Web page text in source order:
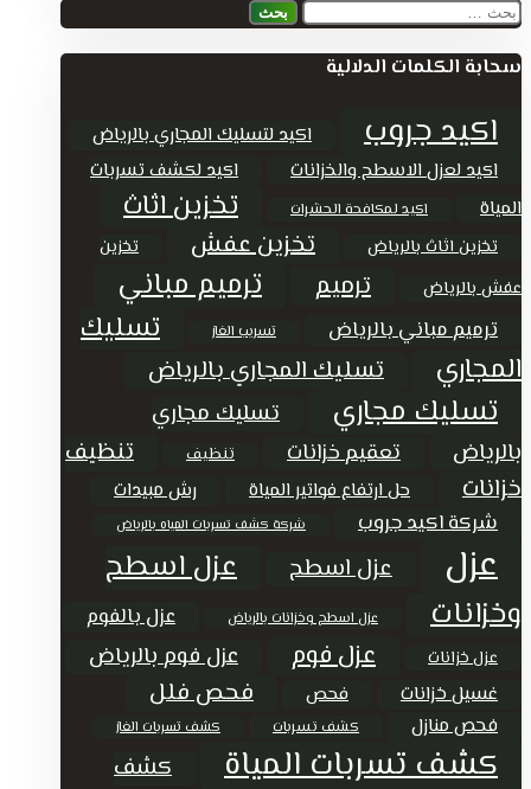
البحث
سحابة الكلمات الدلالية
اكيد جروب اكيد لتسليك المجاري بالرياض
اكيد لعزل الاسطح والخزانات
اكيد لكشف تسربات
المياة
اكيد لمكافحة الحشرات تخزين اثاث
تخزين اثاث بالرياض تخزين عفش
تخزين
عفش بالرياض
ترميم ترميم مباني
ترميم مباني بالرياض تسريب الغاز
تسليك
المجاري
تسليك المجاري بالرياض
تسليك مجاري
تسليك مجاري
بالرياض
تعقيم خزانات تنظيف
تنظيف
خزانات
حل ارتفاع فواتير المياة رش مبيدات
شركة اكيد جروب شركة كشف تسربات المياه بالرياض
عزل عزل اسطح
عزل اسطح
وخزانات
عزل اسطح وخزانات بالرياض عزل بالفوم
عزل خزانات عزل فوم عزل فوم بالرياض
غسيل خزانات فحص فحص فلل
فحص منازل كشف تسربات كشف تسربات الغاز
كشف تسربات المياة
كشف